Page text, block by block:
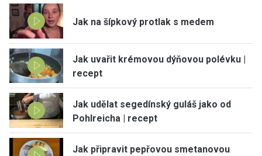
Jak na šípkový protlak s medem
Jak uvařit krémovou dýňovou polévku |
recept
Jak udělat segedínský guláš jako od
Pohlreicha | recept
Jak připravit pepřovou smetanovou